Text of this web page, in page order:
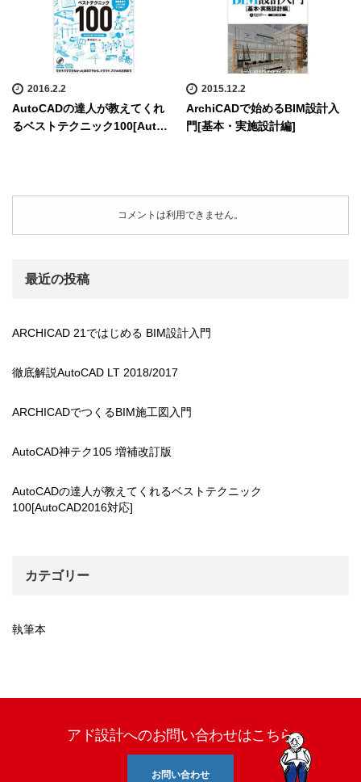
2016.2.2
AutoCADの達人が教えてくれ
るベストテクニック100[Aut…
2015.12.2
ArchiCADで始めるBIM設計入
門[基本・実施設計編]
コメントは利用できません。
最近の投稿
ARCHICAD 21ではじめる BIM設計入門
徹底解説AutoCAD LT 2018/2017
ARCHICADでつくるBIM施工図入門
AutoCAD神テク105 増補改訂版
AutoCADの達人が教えてくれるベストテクニック
100[AutoCAD2016対応]
カテゴリー
執筆本
アド設計へのお問い合わせはこちら
お問い合わせ